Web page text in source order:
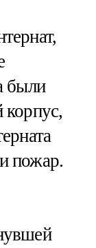
были
корпус,
пожар.